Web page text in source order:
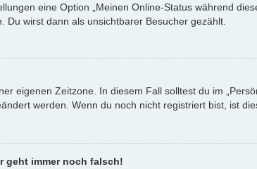
eine Option „Meinen Online-Status während
wirst dann als unsichtbarer Besucher gezählt.
eigenen Zeitzone. In diesem Fall solltest du im
werden. Wenn du noch nicht registriert bist, ist
geht immer noch falsch!